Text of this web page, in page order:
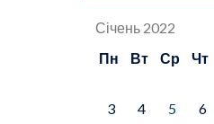
Січень 2022
Пн
Вт Ср Чт
3
4 5 6